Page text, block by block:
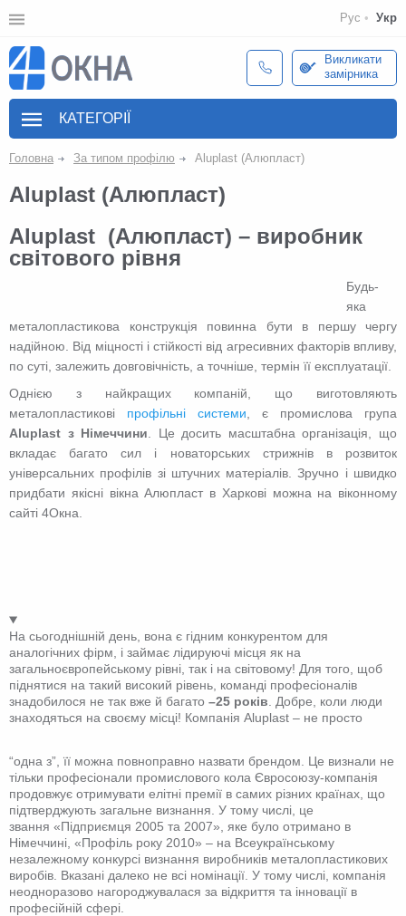
Рус Укр
Викликати
замірника
КАТЕГОРІЇ
Головна За типом профілю Аluplast (Алюпласт)
Аluplast (Алюпласт)
Аluplast (Алюпласт) – виробник
світового рівня
Будь-
яка
металопластикова конструкція повинна бути в першу чергу
надійною. Від міцності і стійкості від агресивних факторів впливу,
по суті, залежить довговічність, а точніше, термін її експлуатації.
Однією з найкращих компаній, що виготовляють
металопластикові профільні системи , є промислова група
Аluplast з Німеччини . Це досить масштабна організація, що
вкладає багато сил і новаторських стрижнів в розвиток
універсальних профілів зі штучних матеріалів. Зручно і швидко
придбати якісні вікна Алюпласт в Харкові можна на віконному
сайті 4Окна.
На сьогоднішній день, вона є гідним конкурентом для
аналогічних фірм, і займає лідируючі місця як на
загальноєвропейському рівні, так і на світовому! Для того, щоб
піднятися на такий високий рівень, команді професіоналів
знадобилося не так вже й багато –25 років . Добре, коли люди
знаходяться на своєму місці! Компанія Аluplast – не просто
“одна з”, її можна повноправно назвати брендом. Це визнали не
тільки професіонали промислового кола Євросоюзу-компанія
продовжує отримувати елітні премії в самих різних країнах, що
підтверджують загальне визнання. У тому числі, це
звання «Підприємця 2005 та 2007», яке було отримано в
Німеччині, «Профіль року 2010» – на Всеукраїнському
незалежному конкурсі визнання виробників металопластикових
виробів. Вказані далеко не всі номінації. У тому числі, компанія
неодноразово нагороджувалася за відкриття та інновації в
професійній сфері.